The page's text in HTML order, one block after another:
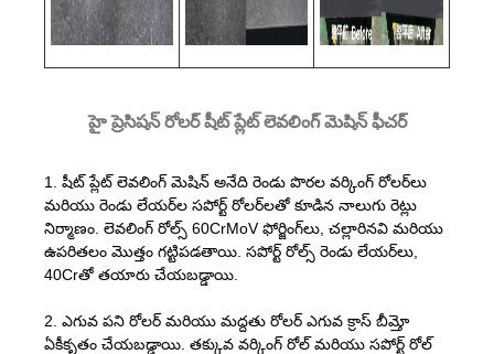
హై ప్రెసిషన్ రోలర్ షీట్ ప్లేట్ లెవలింగ్ మెషిన్ ఫీచర్
1. షీట్ ప్లేట్ లెవలింగ్ మెషిన్ అనేది రెండు పొరల వర్కింగ్ రోలర్‌లు
మరియు రెండు లేయర్‌ల సపోర్ట్ రోలర్‌లతో కూడిన నాలుగు రెట్లు
నిర్మాణం. లెవలింగ్ రోల్స్ 60CrMoV ఫోర్జింగ్‌లు, చల్లారినవి మరియు
ఉపరితలం మొత్తం గట్టిపడతాయి. సపోర్ట్ రోల్స్ రెండు లేయర్‌లు,
40Crతో తయారు చేయబడ్డాయి.
2. ఎగువ పని రోలర్ మరియు మద్దతు రోలర్ ఎగువ క్రాస్ బీమ్తో
ఏకీకృతం చేయబడ్డాయి. తక్కువ వర్కింగ్ రోల్ మరియు సపోర్ట్ రోల్